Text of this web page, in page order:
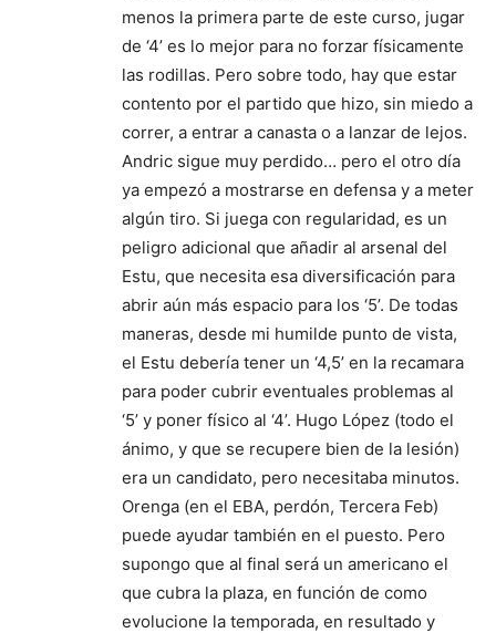
menos la primera parte de este curso, jugar
de ‘4’ es lo mejor para no forzar físicamente
las rodillas. Pero sobre todo, hay que estar
contento por el partido que hizo, sin miedo a
correr, a entrar a canasta o a lanzar de lejos.
Andric sigue muy perdido… pero el otro día
ya empezó a mostrarse en defensa y a meter
algún tiro. Si juega con regularidad, es un
peligro adicional que añadir al arsenal del
Estu, que necesita esa diversificación para
abrir aún más espacio para los ‘5’. De todas
maneras, desde mi humilde punto de vista,
el Estu debería tener un ‘4,5’ en la recamara
para poder cubrir eventuales problemas al
‘5’ y poner físico al ‘4’. Hugo López (todo el
ánimo, y que se recupere bien de la lesión)
era un candidato, pero necesitaba minutos.
Orenga (en el EBA, perdón, Tercera Feb)
puede ayudar también en el puesto. Pero
supongo que al final será un americano el
que cubra la plaza, en función de como
evolucione la temporada, en resultado y